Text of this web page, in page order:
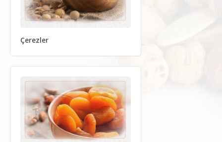
Çerezler